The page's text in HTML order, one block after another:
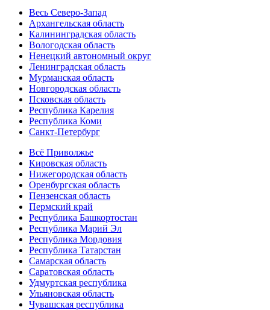
Весь Северо-Запад
Архангельская область
Калининградская область
Вологодская область
Ненецкий автономный округ
Ленинградская область
Мурманская область
Новгородская область
Псковская область
Республика Карелия
Республика Коми
Санкт-Петербург
Всё Приволжье
Кировская область
Нижегородская область
Оренбургская область
Пензенская область
Пермский край
Республика Башкортостан
Республика Марий Эл
Республика Мордовия
Республика Татарстан
Самарская область
Саратовская область
Удмуртская республика
Ульяновская область
Чувашская республика